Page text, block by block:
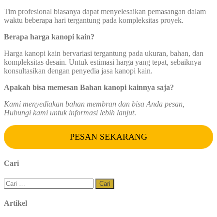
Tim profesional biasanya dapat menyelesaikan pemasangan dalam
waktu beberapa hari tergantung pada kompleksitas proyek.
Berapa harga kanopi kain?
Harga kanopi kain bervariasi tergantung pada ukuran, bahan, dan
kompleksitas desain. Untuk estimasi harga yang tepat, sebaiknya
konsultasikan dengan penyedia jasa kanopi kain.
Apakah bisa memesan Bahan kanopi kainnya saja?
Kami menyediakan bahan membran dan bisa Anda pesan,
Hubungi kami untuk informasi lebih lanjut.
PESAN SEKARANG
Cari
Cari
untuk:
Artikel